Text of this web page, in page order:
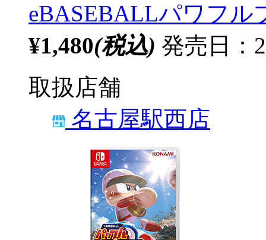
eBASEBALLパワフル
¥1,480(税込) 発売日：
取扱店舗
名古屋駅西店